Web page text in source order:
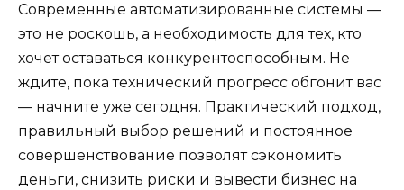
Современные автоматизированные системы —
это не роскошь, а необходимость для тех, кто
хочет оставаться конкурентоспособным. Не
ждите, пока технический прогресс обгонит вас
— начните уже сегодня. Практический подход,
правильный выбор решений и постоянное
совершенствование позволят сэкономить
деньги, снизить риски и вывести бизнес на